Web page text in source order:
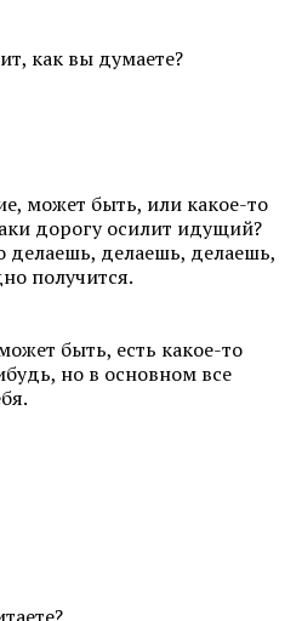
как вы думаете?
может быть, или какое-то
дорогу осилит идущий?
делаешь, делаешь, делаешь,
получится.
быть, есть какое-то
но в основном все